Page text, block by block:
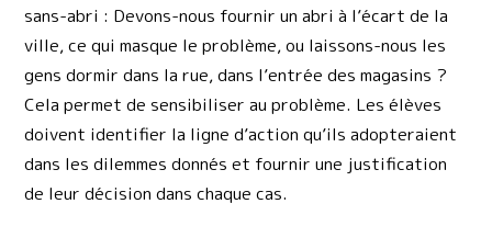
sans-abri : Devons-nous fournir un abri à l’écart de la
ville, ce qui masque le problème, ou laissons-nous les
gens dormir dans la rue, dans l’entrée des magasins ?
Cela permet de sensibiliser au problème. Les élèves
doivent identifier la ligne d’action qu’ils adopteraient
dans les dilemmes donnés et fournir une justification
de leur décision dans chaque cas.